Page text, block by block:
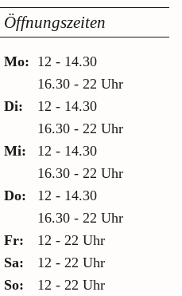
Öffnungszeiten
Mo: 12 - 14.30
16.30 - 22 Uhr
Di:
12 - 14.30
16.30 - 22 Uhr
Mi:
12 - 14.30
16.30 - 22 Uhr
Do:
12 - 14.30
16.30 - 22 Uhr
Fr:
12 - 22 Uhr
Sa:
12 - 22 Uhr
So:
12 - 22 Uhr